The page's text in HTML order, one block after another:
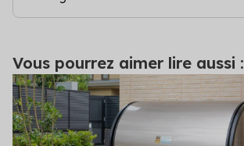
Vous pourrez aimer lire aussi :